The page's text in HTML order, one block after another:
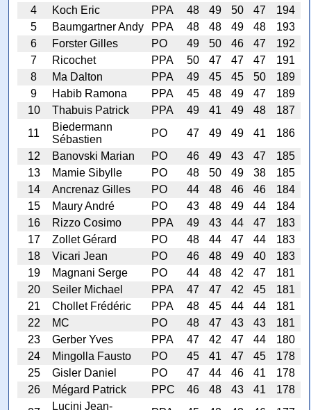
4
Koch Eric PPA 48 49 50 47
194
5
Baumgartner Andy PPA 48 48 49 48
193
6
Forster Gilles PO 49 50 46 47
192
7
Ricochet PPA 50 47 47 47
191
8
Ma Dalton PPA 49 45 45 50
189
9
Habib Ramona PPA 45 48 49 47
189
10
Thabuis Patrick PPA 49 41 49 48
187
11
Biedermann
Sébastien
PO 47 49 49 41
186
12
Banovski Marian PO 46 49 43 47
185
13
Mamie Sibylle PO 48 50 49 38
185
14
Ancrenaz Gilles PO 44 48 46 46
184
15
Maury André PO 43 48 49 44
184
16
Rizzo Cosimo PPA 49 43 44 47
183
17
Zollet Gérard PO 48 44 47 44
183
18
Vicari Jean PO 46 48 49 40
183
19
Magnani Serge PO 44 48 42 47
181
20
Seiler Michael PPA 47 47 42 45
181
21
Chollet Frédéric PPA 48 45 44 44
181
22
MC PO 48 47 43 43
181
23
Gerber Yves PPA 47 42 47 44
180
24
Mingolla Fausto PO 45 41 47 45
178
25
Gisler Daniel PO 47 44 46 41
178
26
Mégard Patrick PPC 46 48 43 41
178
Lucini Jean-